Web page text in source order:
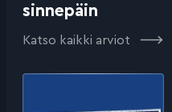
sinnepäin
Katso kaikki arviot